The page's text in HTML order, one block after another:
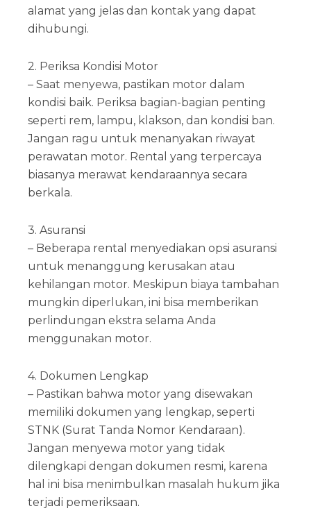
alamat yang jelas dan kontak yang dapat
dihubungi.
2. Periksa Kondisi Motor
– Saat menyewa, pastikan motor dalam
kondisi baik. Periksa bagian-bagian penting
seperti rem, lampu, klakson, dan kondisi ban.
Jangan ragu untuk menanyakan riwayat
perawatan motor. Rental yang terpercaya
biasanya merawat kendaraannya secara
berkala.
3. Asuransi
– Beberapa rental menyediakan opsi asuransi
untuk menanggung kerusakan atau
kehilangan motor. Meskipun biaya tambahan
mungkin diperlukan, ini bisa memberikan
perlindungan ekstra selama Anda
menggunakan motor.
4. Dokumen Lengkap
– Pastikan bahwa motor yang disewakan
memiliki dokumen yang lengkap, seperti
STNK (Surat Tanda Nomor Kendaraan).
Jangan menyewa motor yang tidak
dilengkapi dengan dokumen resmi, karena
hal ini bisa menimbulkan masalah hukum jika
terjadi pemeriksaan.